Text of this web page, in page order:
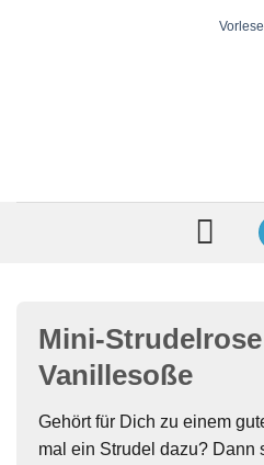
Mini-
Vanillesoße
Gehört für Dich zu einem
mal ein Strudel dazu? Dann